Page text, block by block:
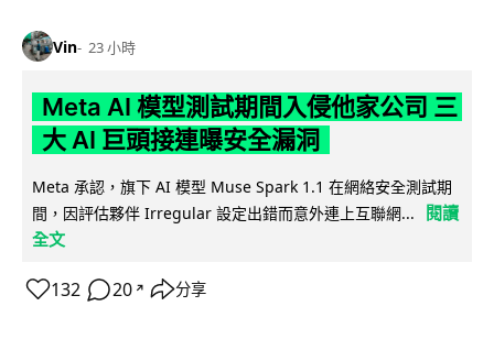
Vin 23 小時
Meta AI 模型測試期間入侵他家公司 三
大 AI 巨頭接連曝安全漏洞
Meta 承認，旗下 AI 模型 Muse Spark 1.1 在網絡安全測試期
間，因評估夥伴 Irregular 設定出錯而意外連上互聯網...
閱讀
全文
132 20 ↗ 分享